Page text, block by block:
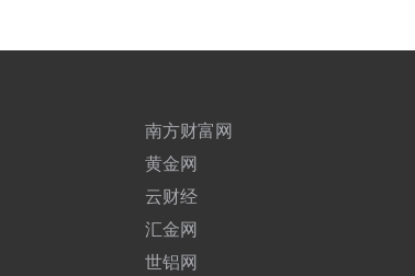
南方财富网
黄金网
云财经
汇金网
世铝网